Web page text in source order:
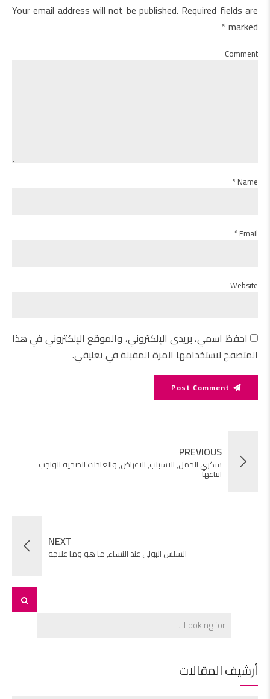
Your email address will not be published. Required fields are
marked *
Comment
Name *
Email *
Website
احفظ اسمي، بريدي الإلكتروني، والموقع الإلكتروني في هذا
المتصفح لاستخدامها المرة المقبلة في تعليقي.
Post Comment
PREVIOUS
سكري الحمل, الاسباب, الاعراض, والعادات الصحيه الواجب
اتباعها
NEXT
السلس البولي عند النساء, ما هو وما علاجه
أرشيف المقالات